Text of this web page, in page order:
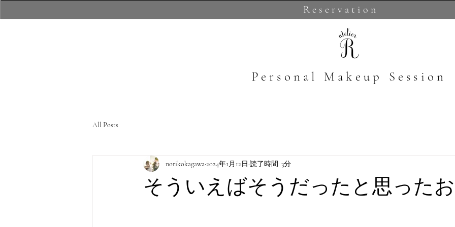
Reservation
​Personal Makeup Session
All Posts
そういえばそうだったと思った
norikokagawa2024年1月12日 読了時間: 3分